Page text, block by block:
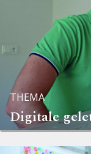
THEMA
Digitale